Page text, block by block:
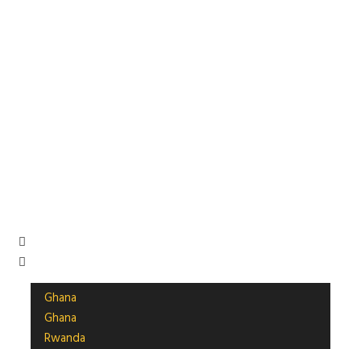
Ghana
Ghana
Rwanda